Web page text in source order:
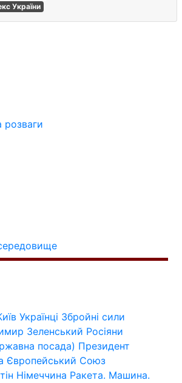
України
Українці Збройні сили
Зеленський Росіяни
посада) Президент
Європейський Союз
Німеччина Ракета. Машина.